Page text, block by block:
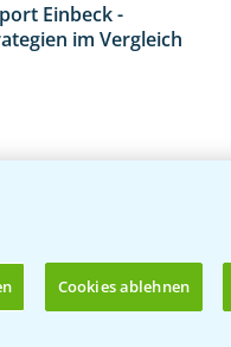
Einbeck -
im Vergleich
Cookies ablehnen